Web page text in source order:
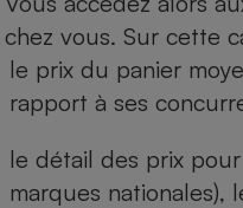
chez vous. Sur cette
le prix du panier
rapport à ses
le détail des prix
marques nationales),